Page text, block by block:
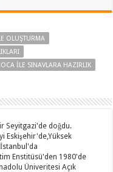
OLUŞTURMA
ILE SINAVLARA HAZIRLIK
Seyitgazi'de doğdu.
Eskişehir'de,Yüksek
Enstitüsü'den 1980'de
Üniveritesi Açık